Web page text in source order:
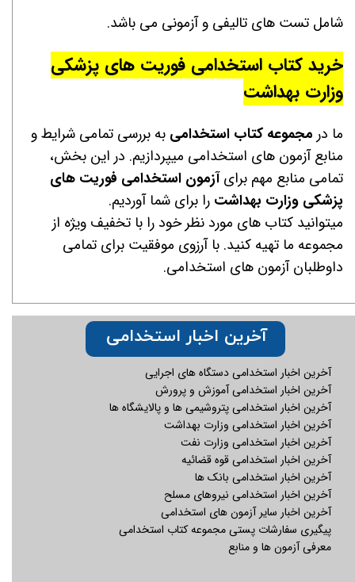
شامل تست های تالیفی و آزمونی می باشد.
خرید کتاب استخدامی فوریت های پزشکی
وزارت بهداشت
ما در مجموعه کتاب استخدامی به بررسی تمامی شرایط و
منابع آزمون های استخدامی میپردازیم. در این بخش،
تمامی منابع مهم برایآزمون استخدامی فوریت های
پزشکی وزارت بهداشت را برای شما آوردیم.
میتوانید کتاب های مورد نظر خود را با تخفیف ویژه از
مجموعه ما تهیه کنید. با آرزوی موفقیت برای تمامی
داوطلبان آزمون های استخدامی.
آخرین اخبار استخدامی دستگاه های اجرایی
آخرین اخبار استخدامی آموزش و پرورش
آخرین اخبار استخدامی پتروشیمی ها و پالایشگاه ها
آخرین اخبار استخدامی وزارت بهداشت
آخرین اخبار استخدامی وزارت نفت
آخرین اخبار استخدامی قوه قضائیه
آخرین اخبار استخدامی بانک ها
آخرین اخبار استخدامی نیروهای مسلح
آخرین اخبار سایر آزمون های استخدامی
پیگیری سفارشات پستی مجموعه کتاب استخدامی
معرفی آزمون ها و منابع
آخرین اخبار استخدامی